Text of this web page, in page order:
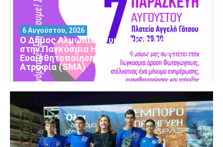
Ο Δήμος Αλμωπίας συμμετέχει και φέτος
στην Παγκόσμια Ημέρα Ενημέρωσης και
Ευαισθητοποίησης για τη Νωτιαία Μυϊκή
Ατροφία (SMA)
6 Αυγούστου, 2026